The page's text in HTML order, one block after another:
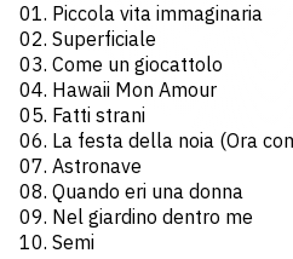
01. Piccola vita immaginaria
02. Superficiale
03. Come un giocattolo
04. Hawaii Mon Amour
05. Fatti strani
06. La festa della noia (Ora
07. Astronave
08. Quando eri una donna
09. Nel giardino dentro me
10. Semi